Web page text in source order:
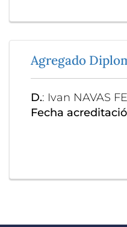
Agregado
D.: Ivan NAVAS
Fecha